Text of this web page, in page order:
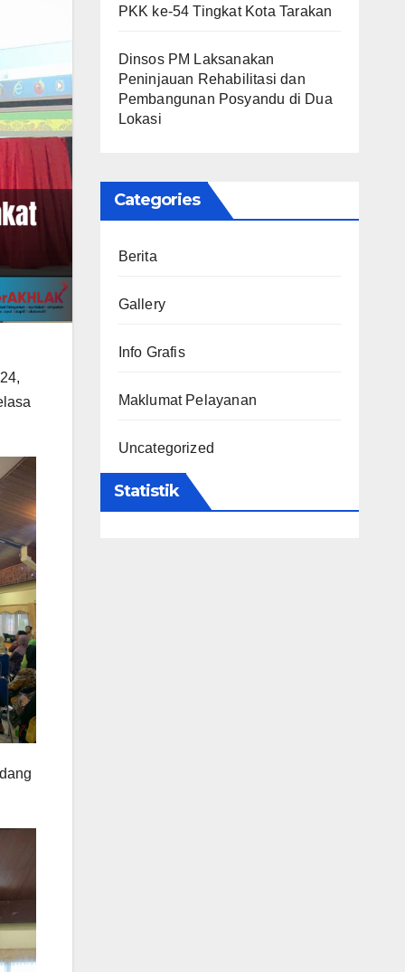
PKK ke-54 Tingkat Kota Tarakan
Dinsos PM Laksanakan
Peninjauan Rehabilitasi dan
Pembangunan Posyandu di Dua
Lokasi
Categories
Berita
Gallery
Info Grafis
Maklumat Pelayanan
Uncategorized
Statistik